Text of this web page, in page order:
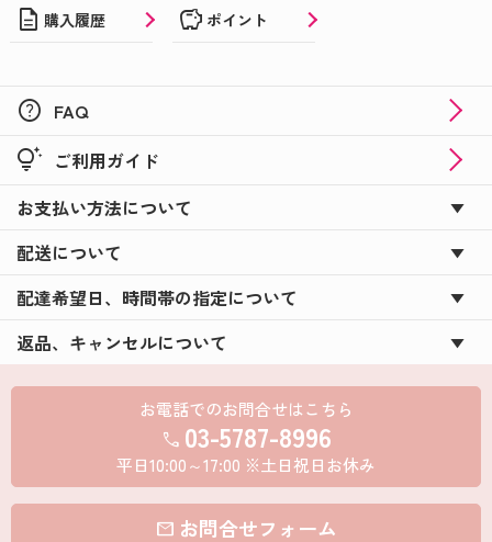
description 購入履歴 savings ポイント
help FAQ
tips_and_updates ご利用ガイド
お支払い方法について
配送について
配達希望日、時間帯の指定について
返品、キャンセルについて
お電話でのお問合せはこちら
call 03-5787-8996
平日10:00～17:00 ※土日祝日お休み
mail お問合せフォーム